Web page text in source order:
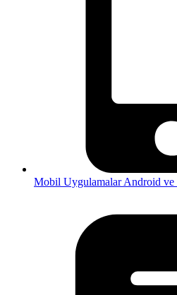
Mobil UygulamalarAndroid ve